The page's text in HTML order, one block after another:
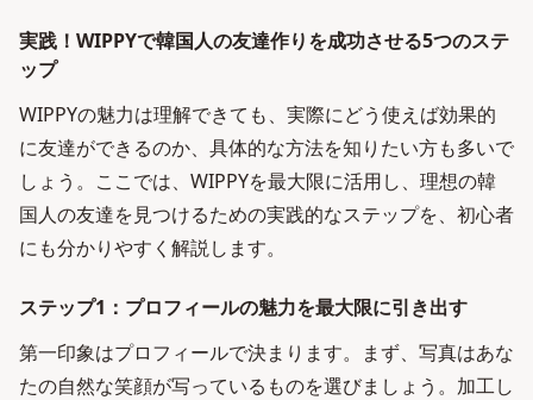
実践！WIPPYで韓国人の友達作りを成功させる5つのステ
ップ
WIPPYの魅力は理解できても、実際にどう使えば効果的
に友達ができるのか、具体的な方法を知りたい方も多いで
しょう。ここでは、WIPPYを最大限に活用し、理想の韓
国人の友達を見つけるための実践的なステップを、初心者
にも分かりやすく解説します。
ステップ1：プロフィールの魅力を最大限に引き出す
第一印象はプロフィールで決まります。まず、写真はあな
たの自然な笑顔が写っているものを選びましょう。加工し